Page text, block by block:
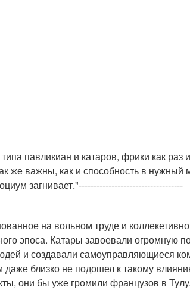
павликиан и катаров, фрики как раз
же важны, как и способность в нужный
загнивает."-----------------------------------
на вольном труде и
эпоса. Катары завоевали огромную
и создавали самоуправляющиеся
близко не подошел к такому
они бы уже громили французов в